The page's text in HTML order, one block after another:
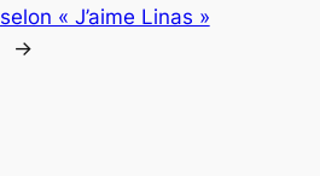
selon « J’aime Linas »
→